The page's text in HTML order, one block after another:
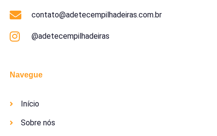
Navegue
Início
Sobre nós
contato@adetecempilhadeiras.com.br
@adetecempilhadeiras